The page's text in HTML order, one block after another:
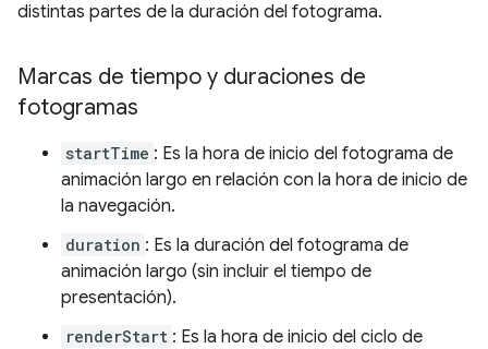
distintas partes de la duración del fotograma.
Marcas de tiempo y duraciones de
fotogramas
startTime : Es la hora de inicio del fotograma de
animación largo en relación con la hora de inicio de
la navegación.
duration : Es la duración del fotograma de
animación largo (sin incluir el tiempo de
presentación).
renderStart : Es la hora de inicio del ciclo de